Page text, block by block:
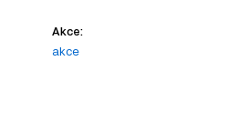
Akce:
akce